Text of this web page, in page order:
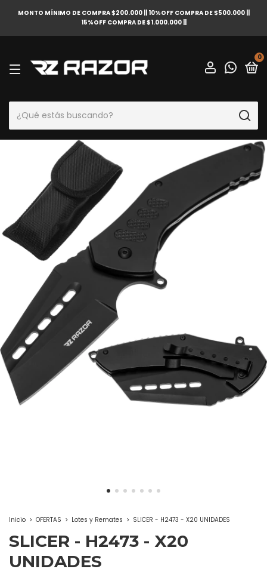
MONTO MÍNIMO DE COMPRA $200.000 || 10%OFF COMPRA DE $500.000 ||
15%OFF COMPRA DE $1.000.000 ||
0
Inicio > OFERTAS > Lotes y Remates > SLICER - H2473 - X20 UNIDADES
SLICER - H2473 - X20
UNIDADES